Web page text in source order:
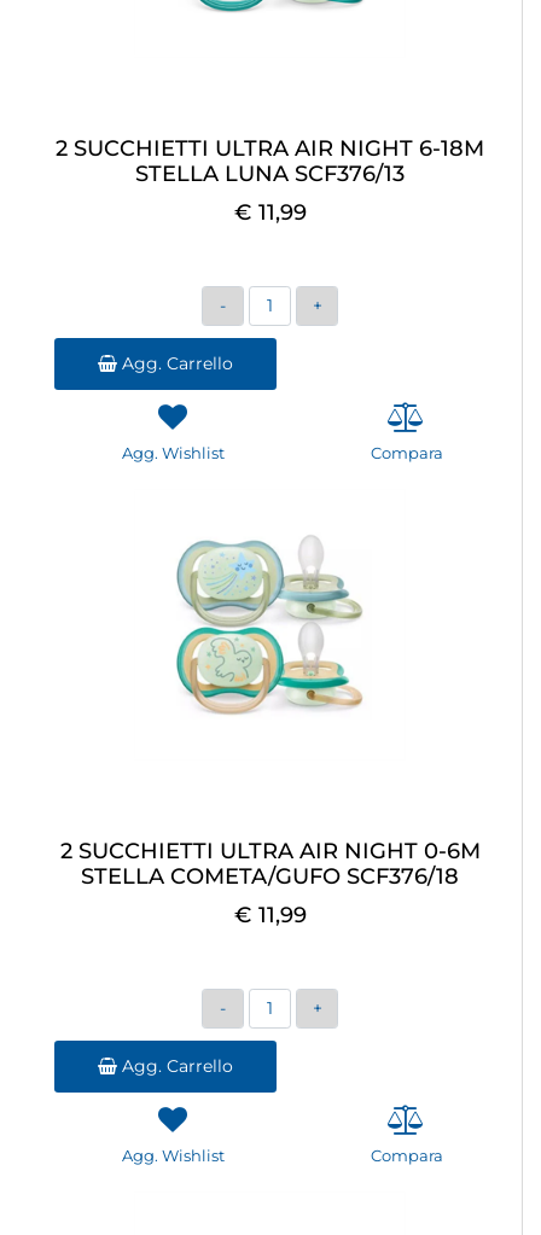
2 SUCCHIETTI ULTRA AIR NIGHT 6-18M
STELLA LUNA SCF376/13
€ 11,99
Quantità
Agg. Carrello
Agg. Wishlist Compara
2 SUCCHIETTI ULTRA AIR NIGHT 0-6M
STELLA COMETA/GUFO SCF376/18
€ 11,99
Quantità
Agg. Carrello
Agg. Wishlist Compara